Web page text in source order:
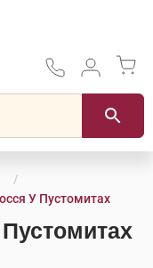
У Пустомитах